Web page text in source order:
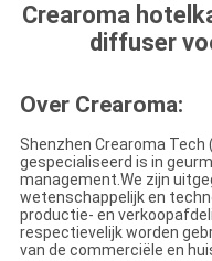
Crearoma
diffuser
Over Crearoma:
Shenzhen Crearoma Tech
gespecialiseerd is in
management.We zijn
wetenschappelijk en
productie- en
respectievelijk worden
van de commerciële en